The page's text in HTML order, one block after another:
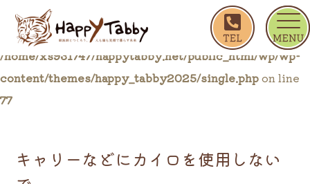
ホーム
キャリーなどにカイロを使
Warning: Trying to access array offset on false in
/home/xs931747/happytabby.net/public_html/wp/wp-
content/themes/happy_tabby2025/single.phpon line
77
キャリーなどにカイロを使用しない